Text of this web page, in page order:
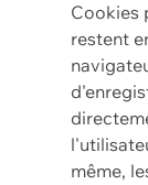
Cookies
restent
même,